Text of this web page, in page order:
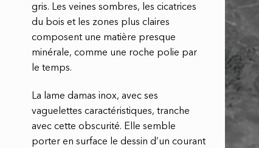
gris. Les veines sombres, les cicatrices
du bois et les zones plus claires
composent une matière presque
minérale, comme une roche polie par
le temps.
La lame damas inox, avec ses
vaguelettes caractéristiques, tranche
avec cette obscurité. Elle semble
porter en surface le dessin d’un courant